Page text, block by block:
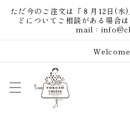
ンツに
進む
ただ今のご注文は「８月12日(水
どについてご相談がある場合
mail：